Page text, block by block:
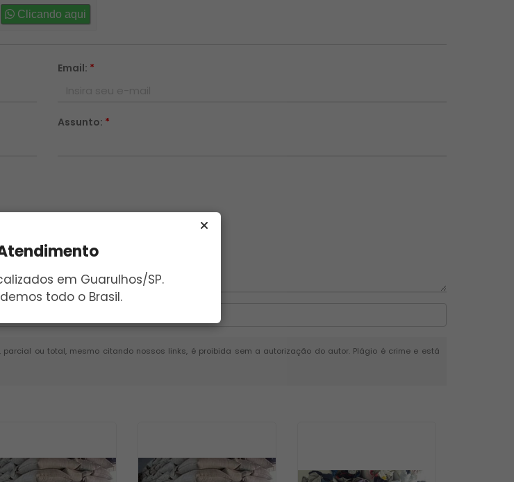
em Guarulhos/SP.
todo o Brasil.
Clicando aqui
Email: *
Assunto: *
parcial ou total, mesmo citando nossos links, é proibida sem a autorização do autor. Plágio é crime e está